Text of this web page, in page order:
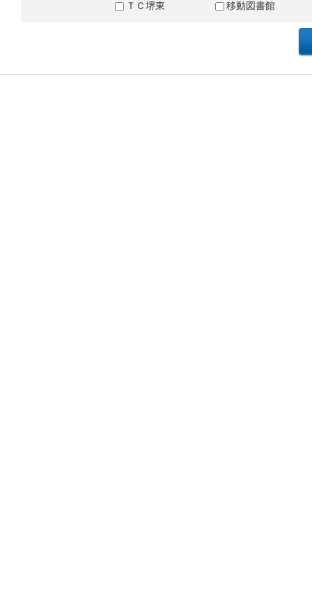
ＴＣ堺東
移動図書館